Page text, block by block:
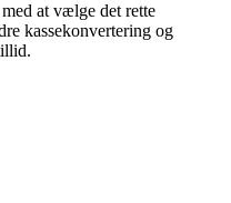
at vælge det rette
kassekonvertering og